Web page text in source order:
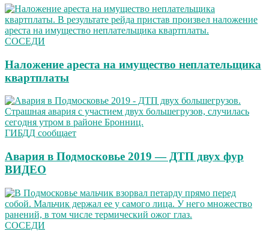
СОСЕДИ
Наложение ареста на имущество неплательщика
квартплаты
ГИБДД сообщает
Авария в Подмосковье 2019 — ДТП двух фур
ВИДЕО
СОСЕДИ